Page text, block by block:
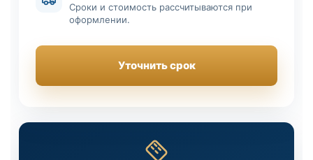
Сроки и стоимость рассчитываются при
оформлении.
Уточнить срок